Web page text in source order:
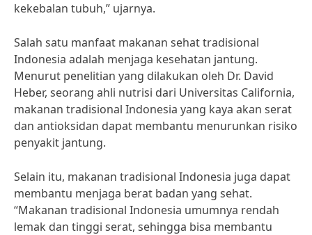
kekebalan tubuh,” ujarnya.
Salah satu manfaat makanan sehat tradisional
Indonesia adalah menjaga kesehatan jantung.
Menurut penelitian yang dilakukan oleh Dr. David
Heber, seorang ahli nutrisi dari Universitas California,
makanan tradisional Indonesia yang kaya akan serat
dan antioksidan dapat membantu menurunkan risiko
penyakit jantung.
Selain itu, makanan tradisional Indonesia juga dapat
membantu menjaga berat badan yang sehat.
“Makanan tradisional Indonesia umumnya rendah
lemak dan tinggi serat, sehingga bisa membantu